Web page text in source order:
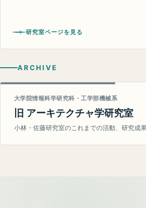
研究室ページを見る
ARCHIVE
大学院情報科学研究科・工学部機械系
旧 アーキテクチャ学研究室
小林・佐藤研究室のこれまでの活動、研究成